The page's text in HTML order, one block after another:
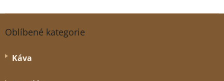
v
Oblíbené kategorie
Káva